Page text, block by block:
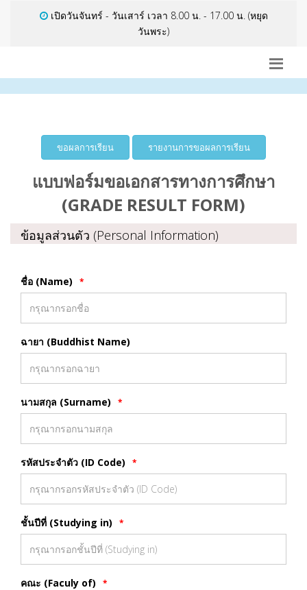
เปิดวันจันทร์ - วันเสาร์ เวลา 8.00 น. - 17.00 น. (หยุด
วันพระ)
ขอผลการเรียน รายงานการขอผลการเรียน
แบบฟอร์มขอเอกสารทางการศึกษา
(GRADE RESULT FORM)
ข้อมูลส่วนตัว (Personal Information)
ชื่อ (Name) *
ฉายา (Buddhist Name)
นามสกุล (Surname) *
รหัสประจำตัว (ID Code) *
ชั้นปีที่ (Studying in) *
คณะ (Faculy of) *